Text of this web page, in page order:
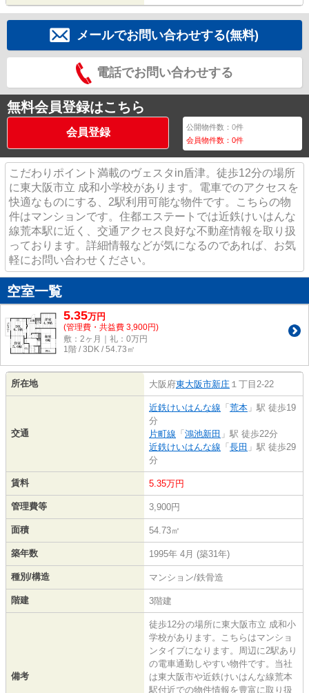
メールでお問い合わせする(無料)
電話でお問い合わせする
無料会員登録はこちら
会員登録 公開物件数：0件
会員物件数：0件
こだわりポイント満載のヴェスタin盾津。徒歩12分の場所
に東大阪市立 成和小学校があります。電車でのアクセスを
快適なものにする、2駅利用可能な物件です。こちらの物
件はマンションです。住都エステートでは近鉄けいはんな
線荒本駅に近く、交通アクセス良好な不動産情報を取り扱
っております。詳細情報などが気になるのであれば、お気
軽にお問い合わせください。
空室一覧
5.35万円
(管理費・共益費 3,900円)
敷：2ヶ月｜礼：0万円
1階 / 3DK / 54.73㎡
所在地 大阪府東大阪市新庄 １丁目2-22
交通
近鉄けいはんな線 「 荒本 」駅 徒歩19
分
片町線 「 鴻池新田 」駅 徒歩22分
近鉄けいはんな線 「 長田 」駅 徒歩29
分
賃料 5.35万円
管理費等 3,900円
面積 54.73㎡
築年数 1995年 4月 (築31年)
種別/構造 マンション/鉄骨造
階建 3階建
備考
徒歩12分の場所に東大阪市立 成和小
学校があります。こちらはマンショ
ンタイプになります。周辺に2駅あり
の電車通勤しやすい物件です。当社
は東大阪市や近鉄けいはんな線荒本
駅付近での物件情報を豊富に取り扱